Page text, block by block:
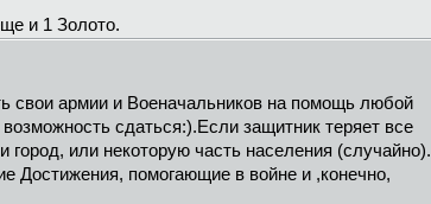
и 1 Золото.
свои армии и Военачальников на помощь любой
сдаться:).Если защитник теряет все
или некоторую часть населения (случайно).
Достижения, помогающие в войне и ,конечно,